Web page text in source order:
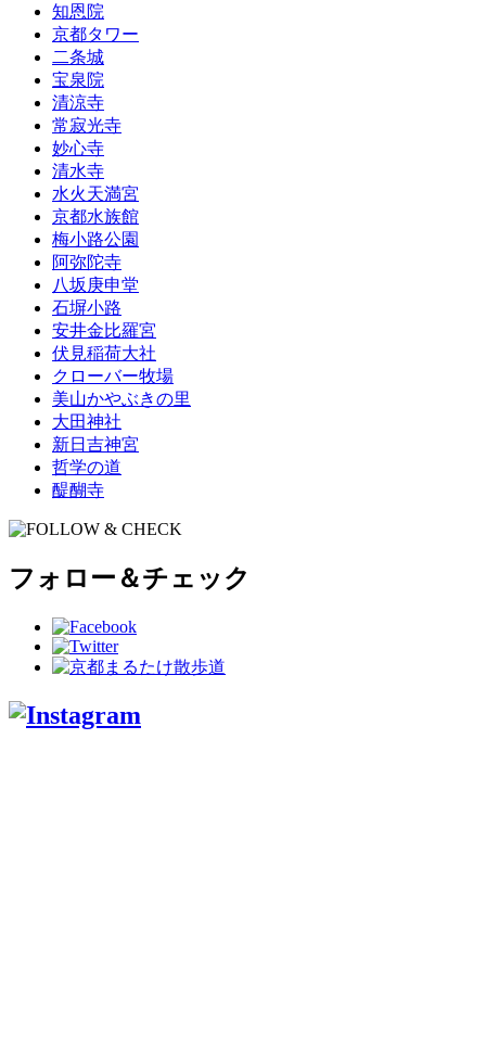
知恩院
京都タワー
二条城
宝泉院
清涼寺
常寂光寺
妙心寺
清水寺
水火天満宮
京都水族館
梅小路公園
阿弥陀寺
八坂庚申堂
石塀小路
安井金比羅宮
伏見稲荷大社
クローバー牧場
美山かやぶきの里
大田神社
新日吉神宮
哲学の道
醍醐寺
フォロー＆チェック